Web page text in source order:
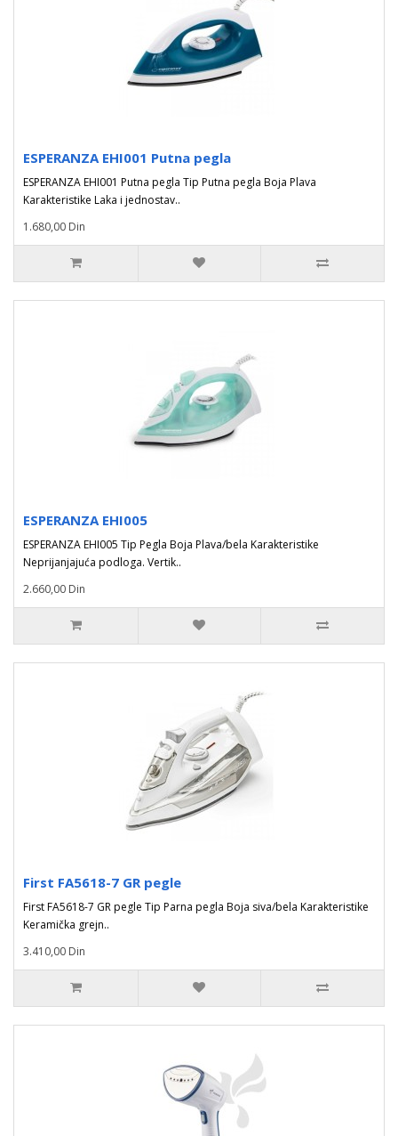
ESPERANZA EHI001 Putna pegla
ESPERANZA EHI001 Putna pegla Tip Putna pegla Boja Plava
Karakteristike Laka i jednostav..
1.680,00 Din
ESPERANZA EHI005
ESPERANZA EHI005 Tip Pegla Boja Plava/bela Karakteristike
Neprijanjajuća podloga. Vertik..
2.660,00 Din
First FA5618-7 GR pegle
First FA5618-7 GR pegle Tip Parna pegla Boja siva/bela Karakteristike
Keramička grejn..
3.410,00 Din